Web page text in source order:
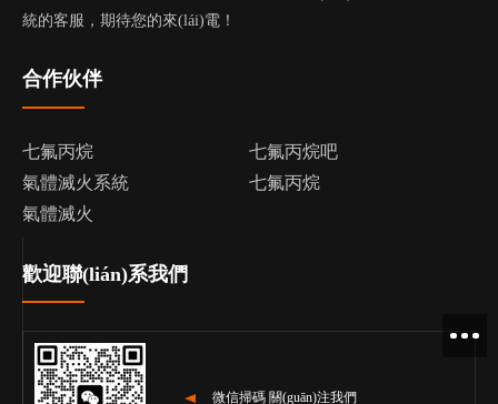
統的客服，期待您的來(lái)電！
合作伙伴
七氟丙烷
七氟丙烷吧
氣體滅火系統
七氟丙烷
氣體滅火
歡迎聯(lián)系我們
微信掃碼 關(guān)注我們